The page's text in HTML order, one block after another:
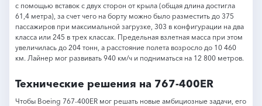
с помощью вставок с двух сторон от крыла (общая длина достигла
61,4 метра), за счет чего на борту можно было разместить до 375
пассажиров при максимальной загрузке, 303 в конфигурации на два
класса или 245 в трех классах. Предельная взлетная масса при этом
увеличилась до 204 тонн, а расстояние полета возросло до 10 460
км. Лайнер мог развивать 940 км/ч и подниматься на 12 800 метров.
Технические решения на 767-400ER
Чтобы Boeing 767-400ER мог решать новые амбициозные задачи, его